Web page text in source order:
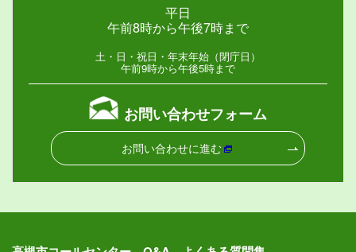
平日
午前8時から午後7時まで
土・日・祝日・年末年始（閉庁日）
午前9時から午後5時まで
お問い合わせフォーム
お問い合わせに進む